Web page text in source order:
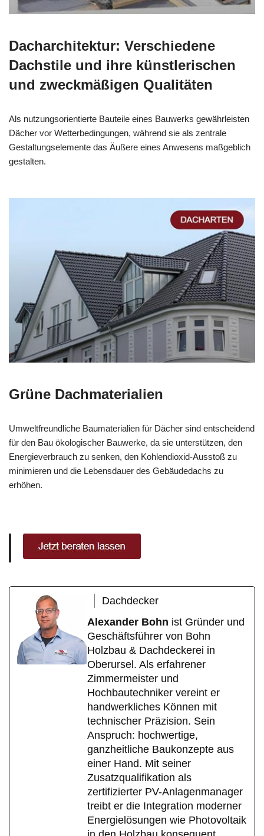
Dacharchitektur: Verschiedene
Dachstile und ihre künstlerischen
und zweckmäßigen Qualitäten
Als nutzungsorientierte Bauteile eines Bauwerks gewährleisten
Dächer vor Wetterbedingungen, während sie als zentrale
Gestaltungselemente das Äußere eines Anwesens maßgeblich
gestalten.
Grüne Dachmaterialien
Umweltfreundliche Baumaterialien für Dächer sind entscheidend
für den Bau ökologischer Bauwerke, da sie unterstützen, den
Energieverbrauch zu senken, den Kohlendioxid-Ausstoß zu
minimieren und die Lebensdauer des Gebäudedachs zu
erhöhen.
Dachdecker
Alexander Bohn ist Gründer und
Geschäftsführer von Bohn
Holzbau & Dachdeckerei in
Oberursel. Als erfahrener
Zimmermeister und
Hochbautechniker vereint er
handwerkliches Können mit
technischer Präzision. Sein
Anspruch: hochwertige,
ganzheitliche Baukonzepte aus
einer Hand. Mit seiner
Zusatzqualifikation als
zertifizierter PV-Anlagenmanager
treibt er die Integration moderner
Energielösungen wie Photovoltaik